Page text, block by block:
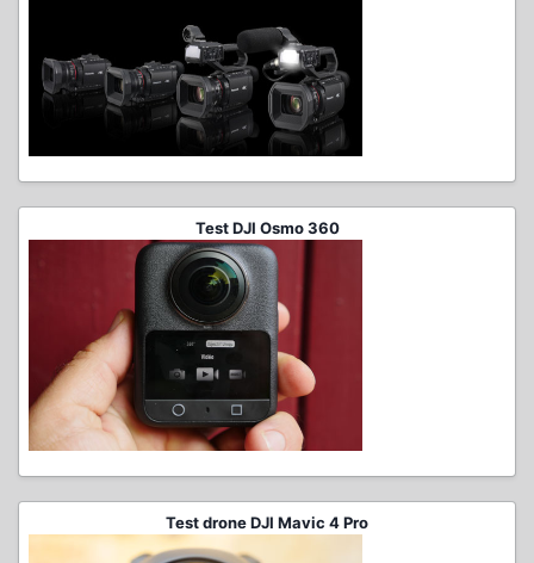
Test DJI Osmo 360
Test drone DJI Mavic 4 Pro